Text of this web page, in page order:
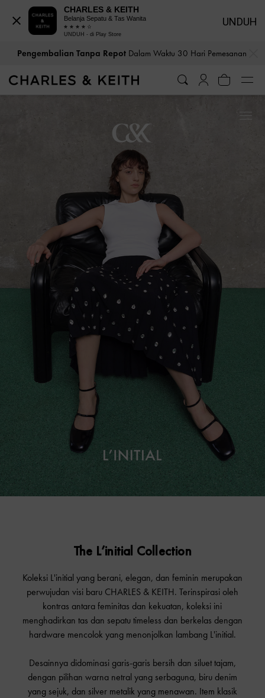
Bea Cukai & Pajak Dibayar . Tidak Ada Biaya Tersembunyi Saat
Pembayaran
The L’initial Collection
Koleksi L'initial yang berani, elegan, dan feminin merupakan
perwujudan visi baru CHARLES & KEITH. Terinspirasi oleh
kontras antara feminitas dan kekuatan, koleksi ini
menghadirkan tas dan sepatu timeless dan berkelas dengan
hardware mencolok yang menonjolkan lambang L'initial.
Desainnya didominasi garis-garis bersih dan siluet tajam,
dengan pilihan warna netral yang serbaguna, biru denim
yang sejuk, dan silver metalik yang menawan. Item klasik
CHARLES & KEITH
Belanja Sepatu & Tas Wanita
UNDUH - di Play Store
UNDUH